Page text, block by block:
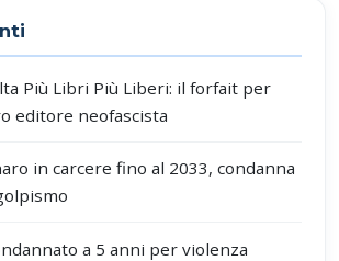
Più Libri Più Liberi: il forfait per
editore neofascista
in carcere fino al 2033, condanna
a 5 anni per violenza